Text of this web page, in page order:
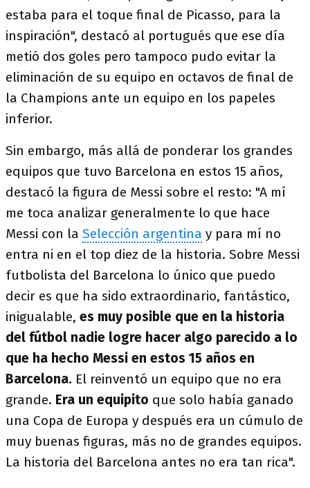
estaba para el toque final de Picasso, para la
inspiración", destacó al portugués que ese día
metió dos goles pero tampoco pudo evitar la
eliminación de su equipo en octavos de final de
la Champions ante un equipo en los papeles
inferior.
Sin embargo, más allá de ponderar los grandes
equipos que tuvo Barcelona en estos 15 años,
destacó la figura de Messi sobre el resto: "A mí
me toca analizar generalmente lo que hace
Messi con la Selección argentina y para mí no
entra ni en el top diez de la historia. Sobre Messi
futbolista del Barcelona lo único que puedo
decir es que ha sido extraordinario, fantástico,
inigualable, es muy posible que en la historia
del fútbol nadie logre hacer algo parecido a lo
que ha hecho Messi en estos 15 años en
Barcelona. El reinventó un equipo que no era
grande. Era un equipito que solo había ganado
una Copa de Europa y después era un cúmulo de
muy buenas figuras, más no de grandes equipos.
La historia del Barcelona antes no era tan rica".